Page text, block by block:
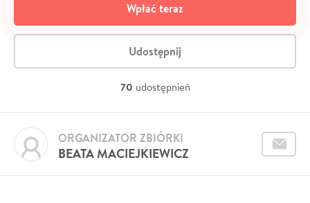
Wpłać teraz
Udostępnij
70 udostępnień
BEATA MACIEJKIEWICZ
ORGANIZATOR ZBIÓRKI